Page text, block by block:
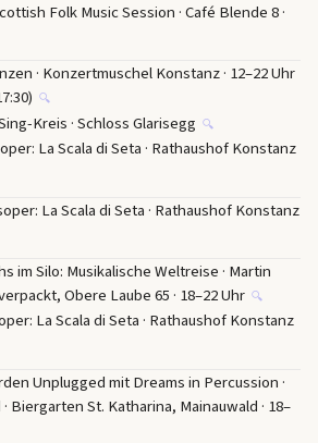
Folk Music Session · Café Blende 8 ·
· Konzertmuschel Konstanz · 12–22 Uhr
🔍
Kreis · Schloss Glarisegg 🔍
La Scala di Seta · Rathaushof Konstanz
La Scala di Seta · Rathaushof Konstanz
im Silo: Musikalische Weltreise · Martin
Obere Laube 65 · 18–22 Uhr 🔍
La Scala di Seta · Rathaushof Konstanz
Unplugged mit Dreams in Percussion ·
Biergarten St. Katharina, Mainauwald · 18–